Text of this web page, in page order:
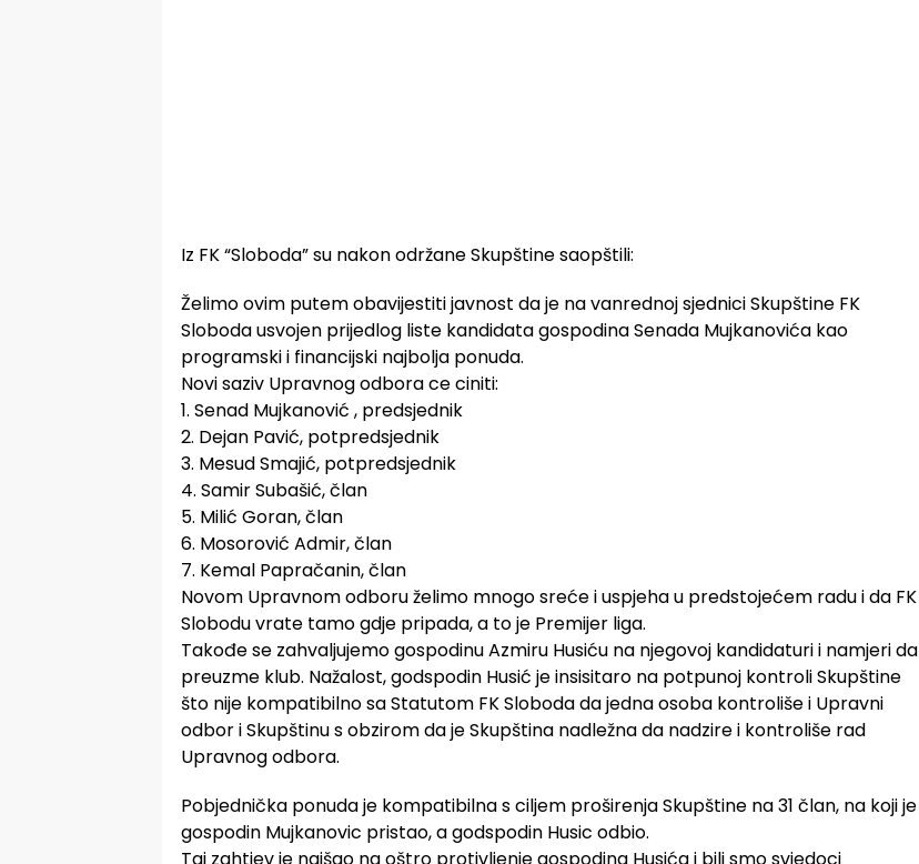
Iz FK “Sloboda” su nakon održane Skupštine saopštili:
Želimo ovim putem obavijestiti javnost da je na vanrednoj sjednici Skupštine FK
Sloboda usvojen prijedlog liste kandidata gospodina Senada Mujkanovića kao
programski i financijski najbolja ponuda.
Novi saziv Upravnog odbora ce ciniti:
1. Senad Mujkanović , predsjednik
2. Dejan Pavić, potpredsjednik
3. Mesud Smajić, potpredsjednik
4. Samir Subašić, član
5. Milić Goran, član
6. Mosorović Admir, član
7. Kemal Papračanin, član
Novom Upravnom odboru želimo mnogo sreće i uspjeha u predstojećem radu i da FK
Slobodu vrate tamo gdje pripada, a to je Premijer liga.
Takođe se zahvaljujemo gospodinu Azmiru Husiću na njegovoj kandidaturi i namjeri da
preuzme klub. Nažalost, godspodin Husić je insisitaro na potpunoj kontroli Skupštine
što nije kompatibilno sa Statutom FK Sloboda da jedna osoba kontroliše i Upravni
odbor i Skupštinu s obzirom da je Skupština nadležna da nadzire i kontroliše rad
Upravnog odbora.
Pobjednička ponuda je kompatibilna s ciljem proširenja Skupštine na 31 član, na koji je
gospodin Mujkanovic pristao, a godspodin Husic odbio.
Taj zahtjev je naišao na oštro protivljenje gospodina Husića i bili smo svjedoci